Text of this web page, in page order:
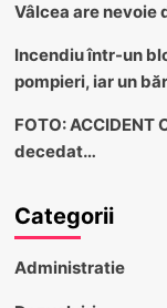
Vâlcea are nevoie
Incendiu într-un
pompieri, iar un
FOTO: ACCIDENT
decedat…
Categorii
Administratie